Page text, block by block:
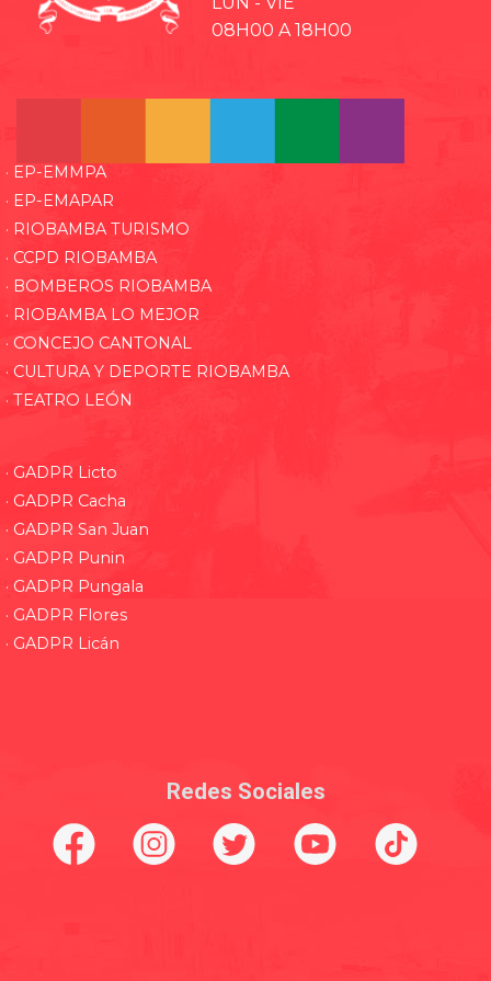
08H00 A 18H00
· EP-EMMPA
· EP-EMAPAR
· RIOBAMBA TURISMO
· CCPD RIOBAMBA
· BOMBEROS RIOBAMBA
· RIOBAMBA LO MEJOR
· CONCEJO CANTONAL
· CULTURA Y DEPORTE RIOBAMBA
· TEATRO LEÓN
· GADPR Licto
· GADPR Cacha
· GADPR San Juan
· GADPR Punin
· GADPR Pungala
· GADPR Flores
· GADPR Licán
Redes Sociales